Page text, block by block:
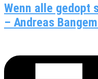
Wenn alle gedopt
– Andreas